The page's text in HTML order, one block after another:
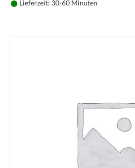
Lieferzeit: 30-60 Minuten